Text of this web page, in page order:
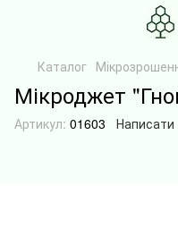
Каталог
Мікроджет
Артикул: 01603 Написати